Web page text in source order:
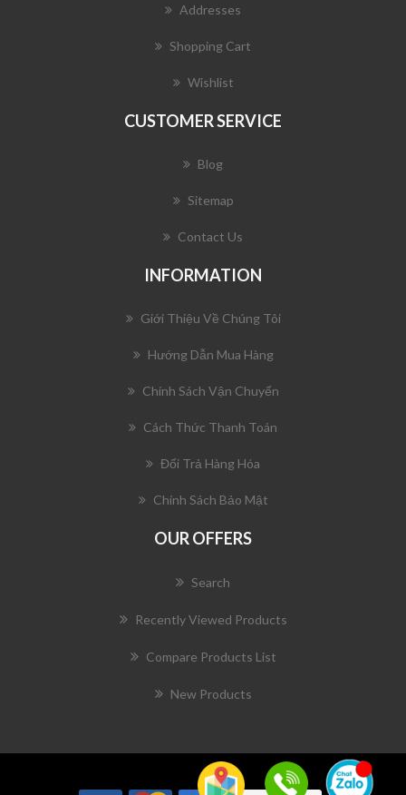
Addresses
Shopping Cart
Wishlist
CUSTOMER SERVICE
Blog
Sitemap
Contact Us
INFORMATION
Giới Thiệu Về Chúng Tôi
Hướng Dẫn Mua Hàng
Chính Sách Vận Chuyển
Cách Thức Thanh Toán
Đổi Trả Hàng Hóa
Chính Sách Bảo Mật
OUR OFFERS
Search
Recently Viewed Products
Compare Products List
New Products